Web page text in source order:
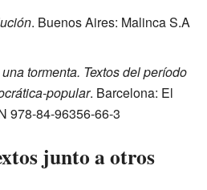
. Buenos Aires: Malinca S.A
tormenta. Textos del período
popular. Barcelona: El
978-84-96356-66-3
junto a otros